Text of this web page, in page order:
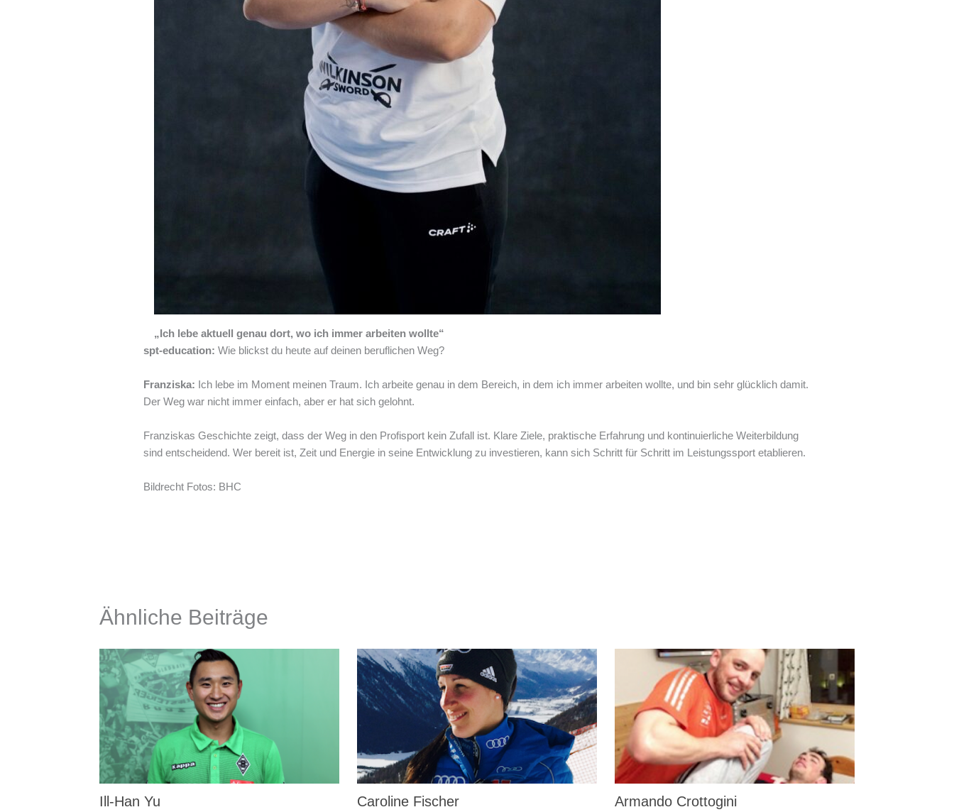
„Ich lebe aktuell genau dort, wo ich immer arbeiten wollte“
spt-education: Wie blickst du heute auf deinen beruflichen Weg?
Franziska: Ich lebe im Moment meinen Traum. Ich arbeite genau in dem Bereich, in dem ich immer arbeiten wollte, und bin sehr glücklich damit.
Der Weg war nicht immer einfach, aber er hat sich gelohnt.
Franziskas Geschichte zeigt, dass der Weg in den Profisport kein Zufall ist. Klare Ziele, praktische Erfahrung und kontinuierliche Weiterbildung
sind entscheidend. Wer bereit ist, Zeit und Energie in seine Entwicklung zu investieren, kann sich Schritt für Schritt im Leistungssport etablieren.
Bildrecht Fotos: BHC
Ähnliche Beiträge
Ill-Han Yu Caroline Fischer Armando Crottogini